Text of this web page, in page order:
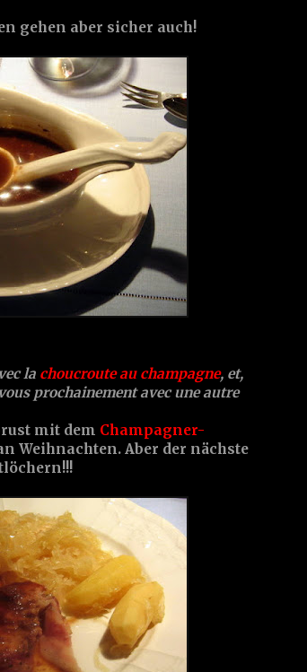
gehen aber sicher auch!
la choucroute au champagne, et,
prochainement avec une autre
mit dem Champagner-
Weihnachten. Aber der nächste